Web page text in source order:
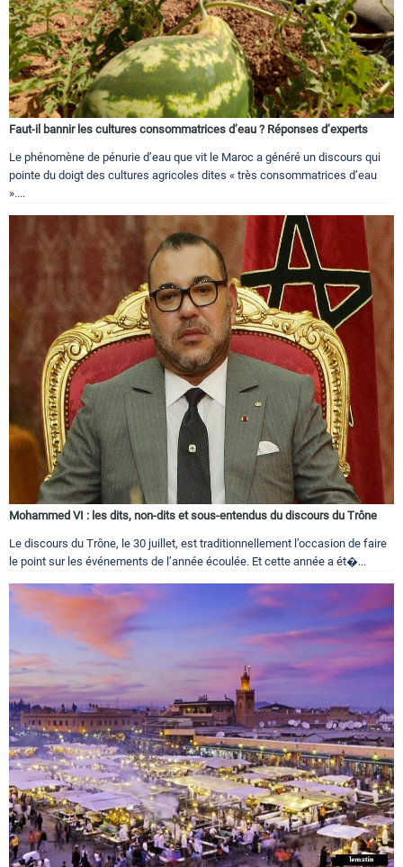
Faut-il bannir les cultures consommatrices d’eau ? Réponses d’experts
Le phénomène de pénurie d’eau que vit le Maroc a généré un discours qui
pointe du doigt des cultures agricoles dites « très consommatrices d’eau
»....
Mohammed VI : les dits, non-dits et sous-entendus du discours du Trône
Le discours du Trône, le 30 juillet, est traditionnellement l’occasion de faire
le point sur les événements de l’année écoulée. Et cette année a ét�...